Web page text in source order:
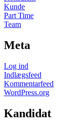
Kunde
Part Time
Team
Meta
Log ind
Indlægsfeed
Kommentarfeed
WordPress.org
Kandidat